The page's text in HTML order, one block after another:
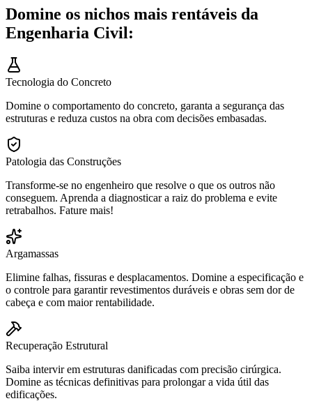
Domine os nichos mais rentáveis da
Engenharia Civil:
Tecnologia do Concreto
Domine o comportamento do concreto, garanta a segurança das
estruturas e reduza custos na obra com decisões embasadas.
Patologia das Construções
Transforme-se no engenheiro que resolve o que os outros não
conseguem. Aprenda a diagnosticar a raiz do problema e evite
retrabalhos. Fature mais!
Argamassas
Elimine falhas, fissuras e desplacamentos. Domine a especificação e
o controle para garantir revestimentos duráveis e obras sem dor de
cabeça e com maior rentabilidade.
Recuperação Estrutural
Saiba intervir em estruturas danificadas com precisão cirúrgica.
Domine as técnicas definitivas para prolongar a vida útil das
edificações.